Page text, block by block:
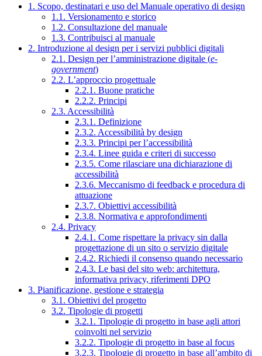
1. Scopo, destinatari e uso del Manuale operativo di design
1.1. Versionamento e storico
1.2. Consultazione del manuale
1.3. Contribuisci al manuale
2. Introduzione al design per i servizi pubblici digitali
2.1. Design per l’amministrazione digitale (e-
government)
2.2. L’approccio progettuale
2.2.1. Buone pratiche
2.2.2. Principi
2.3. Accessibilità
2.3.1. Definizione
2.3.2. Accessibilità by design
2.3.3. Principi per l’accessibilità
2.3.4. Linee guida e criteri di successo
2.3.5. Come rilasciare una dichiarazione di
accessibilità
2.3.6. Meccanismo di feedback e procedura di
attuazione
2.3.7. Obiettivi accessibilità
2.3.8. Normativa e approfondimenti
2.4. Privacy
2.4.1. Come rispettare la privacy sin dalla
progettazione di un sito o servizio digitale
2.4.2. Richiedi il consenso quando necessario
2.4.3. Le basi del sito web: architettura,
informativa privacy, riferimenti DPO
3. Pianificazione, gestione e strategia
3.1. Obiettivi del progetto
3.2. Tipologie di progetti
3.2.1. Tipologie di progetto in base agli attori
coinvolti nel servizio
3.2.2. Tipologie di progetto in base al focus
3.2.3. Tipologie di progetto in base all’ambito di